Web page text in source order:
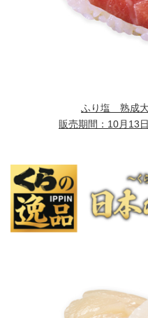
ふり塩 熟成
販売期間： 10月13